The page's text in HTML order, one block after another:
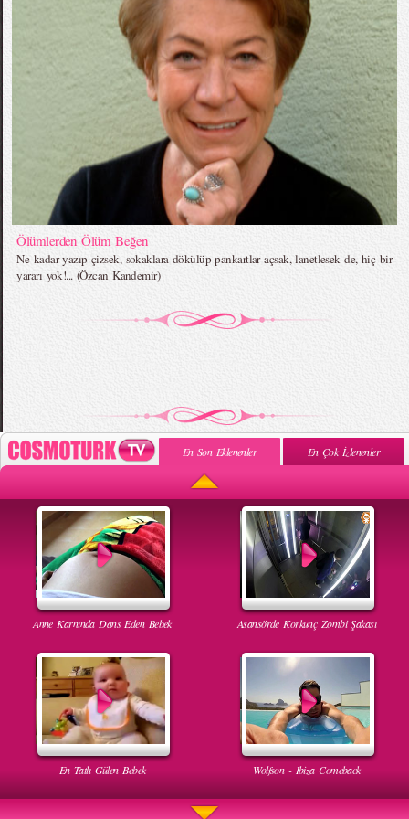
Ölümlerden Ölüm Beğen
Ne kadar yazıp çizsek, sokaklara dökülüp pankartlar açsak, lanetlesek de, hiç bir
yararı yok!... (Özcan Kandemir)
En Son Eklenenler En Çok İzlenenler
Anne Karnında Dans Eden Bebek Asansörde Korkunç Zombi Şakası
En Tatlı Gülen Bebek Wolfson - Ibiza Comeback